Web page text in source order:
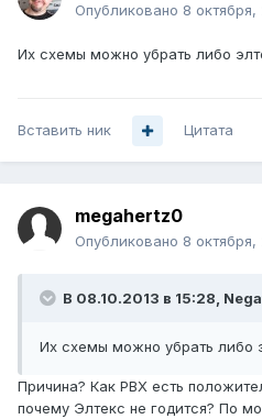
Опубликовано 8 октября,
Их схемы можно убрать либо
Вставить ник Цитата
megahertz0
Опубликовано 8 октября,
В 08.10.2013 в 15:28,
Их схемы можно убрать либо
Причина? Как PBX есть
почему Элтекс не годится? По